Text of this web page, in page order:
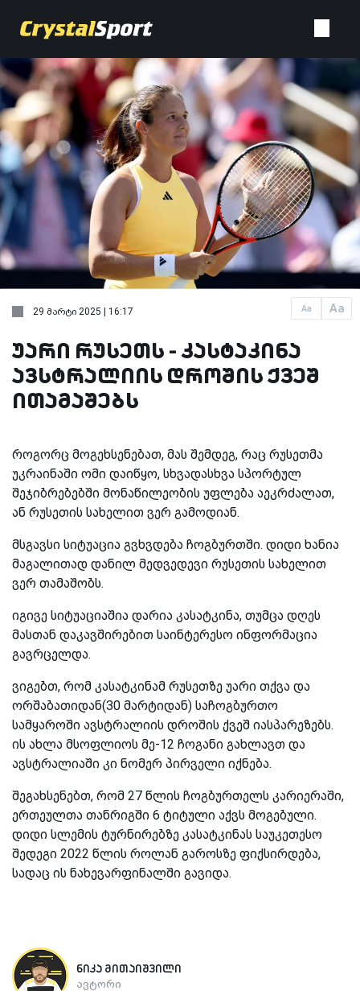
Aa Aa
29 მარტი 2025 | 16:17
უარი რუსეთს - კასტაკინა
ავსტრალიის დროშის ქვეშ
ითამაშებს
როგორც მოგეხსენებათ, მას შემდეგ, რაც რუსეთმა
უკრაინაში ომი დაიწყო, სხვადასხვა სპორტულ
შეჯიბრებებში მონაწილეობის უფლება აეკრძალათ,
ან რუსეთის სახელით ვერ გამოდიან.
მსგავსი სიტუაცია გვხვდება ჩოგბურთში. დიდი ხანია
მაგალითად დანილ მედვედევი რუსეთის სახელით
ვერ თამაშობს.
იგივე სიტუაციაშია დარია კასატკინა, თუმცა დღეს
მასთან დაკავშირებით საინტერესო ინფორმაცია
გავრცელდა.
ვიგებთ, რომ კასატკინამ რუსეთზე უარი თქვა და
ორშაბათიდან(30 მარტიდან) საჩოგბურთო
სამყაროში ავსტრალიის დროშის ქვეშ იასპარეზებს.
ის ახლა მსოფლიოს მე-12 ჩოგანი გახლავთ და
ავსტრალიაში კი ნომერ პირველი იქნება.
შეგახსენებთ, რომ 27 წლის ჩოგბურთელს კარიერაში,
ერთეულთა თანრიგში 6 ტიტული აქვს მოგებული.
დიდი სლემის ტურნირებზე კასატკინას საუკეთესო
შედეგი 2022 წლის როლან გაროსზე ფიქსირდება,
სადაც ის ნახევარფინალში გავიდა.
ნიკა მითაიშვილი
ავტორი